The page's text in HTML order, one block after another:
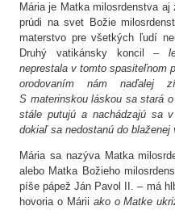
Mária je Matka milosrdenstva
prúdi na svet Božie
materstvo pre všetkých ľudí
Druhý vatikánsky koncil –
neprestala v tomto spasiteľnom
orodovaním nám naďalej
S materinskou láskou sa stará
stále putujú a nachádzajú sa
dokiaľ sa nedostanú do blaženej
Mária sa nazýva Matka
alebo Matka Božieho
píše pápež Ján Pavol II. – má
hovoria o Márii ako o Matke